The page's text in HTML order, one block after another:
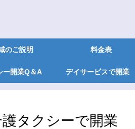
のご説明 料金表
ー開業Q＆A デイサービスで開業
タクシーで開業